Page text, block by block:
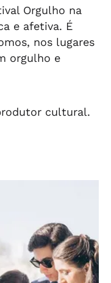
Orgulho na
e afetiva. É
nos lugares
orgulho e
cultural.